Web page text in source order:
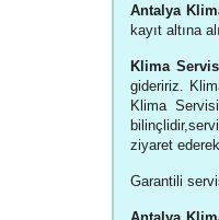
Antalya
kayıt altına
Klima Servis
gideririz.
Klima
ziyaret ederek
Garantili